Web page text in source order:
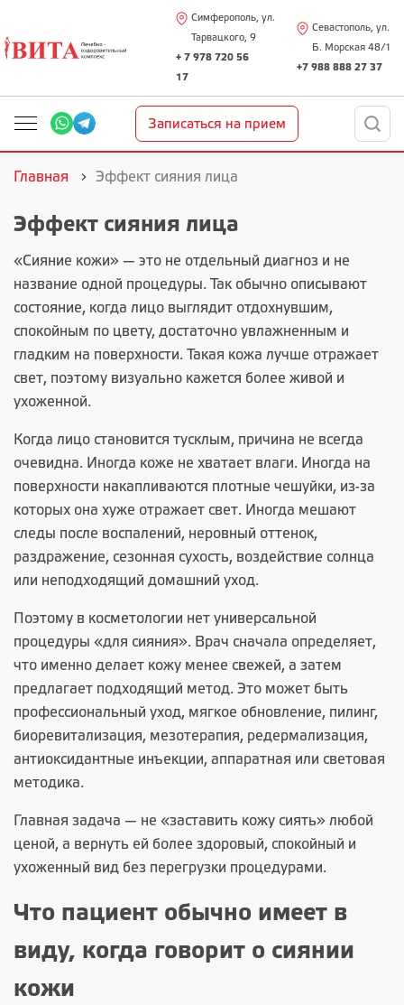
Симферополь, ул.
Тарвацкого, 9
+ 7 978 720 56
17
Севастополь, ул.
Б. Морская 48/1
+7 988 888 27 37
Записаться на прием
Главная Эффект сияния лица
Эффект сияния лица
«Сияние кожи» — это не отдельный диагноз и не
название одной процедуры. Так обычно описывают
состояние, когда лицо выглядит отдохнувшим,
спокойным по цвету, достаточно увлажненным и
гладким на поверхности. Такая кожа лучше отражает
свет, поэтому визуально кажется более живой и
ухоженной.
Когда лицо становится тусклым, причина не всегда
очевидна. Иногда коже не хватает влаги. Иногда на
поверхности накапливаются плотные чешуйки, из-за
которых она хуже отражает свет. Иногда мешают
следы после воспалений, неровный оттенок,
раздражение, сезонная сухость, воздействие солнца
или неподходящий домашний уход.
Поэтому в косметологии нет универсальной
процедуры «для сияния». Врач сначала определяет,
что именно делает кожу менее свежей, а затем
предлагает подходящий метод. Это может быть
профессиональный уход, мягкое обновление, пилинг,
биоревитализация, мезотерапия, редермализация,
антиоксидантные инъекции, аппаратная или световая
методика.
Главная задача — не «заставить кожу сиять» любой
ценой, а вернуть ей более здоровый, спокойный и
ухоженный вид без перегрузки процедурами.
Что пациент обычно имеет в
виду, когда говорит о сиянии
кожи